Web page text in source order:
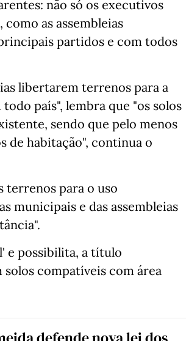
não só os executivos
as assembleias
partidos e com todos
libertarem terrenos para a
país", lembra que "os solos
sendo que pelo menos
de habitação", continua o
terrenos para o uso
municipais e das assembleias
e possibilita, a título
compatíveis com área